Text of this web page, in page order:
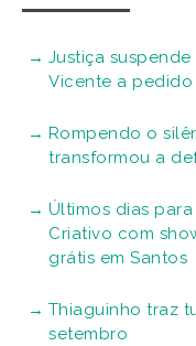
Justiça
Vicente a pedido
Rompendo o
transformou a
Últimos dias
Criativo com
grátis em Santos
Thiaguinho traz
setembro